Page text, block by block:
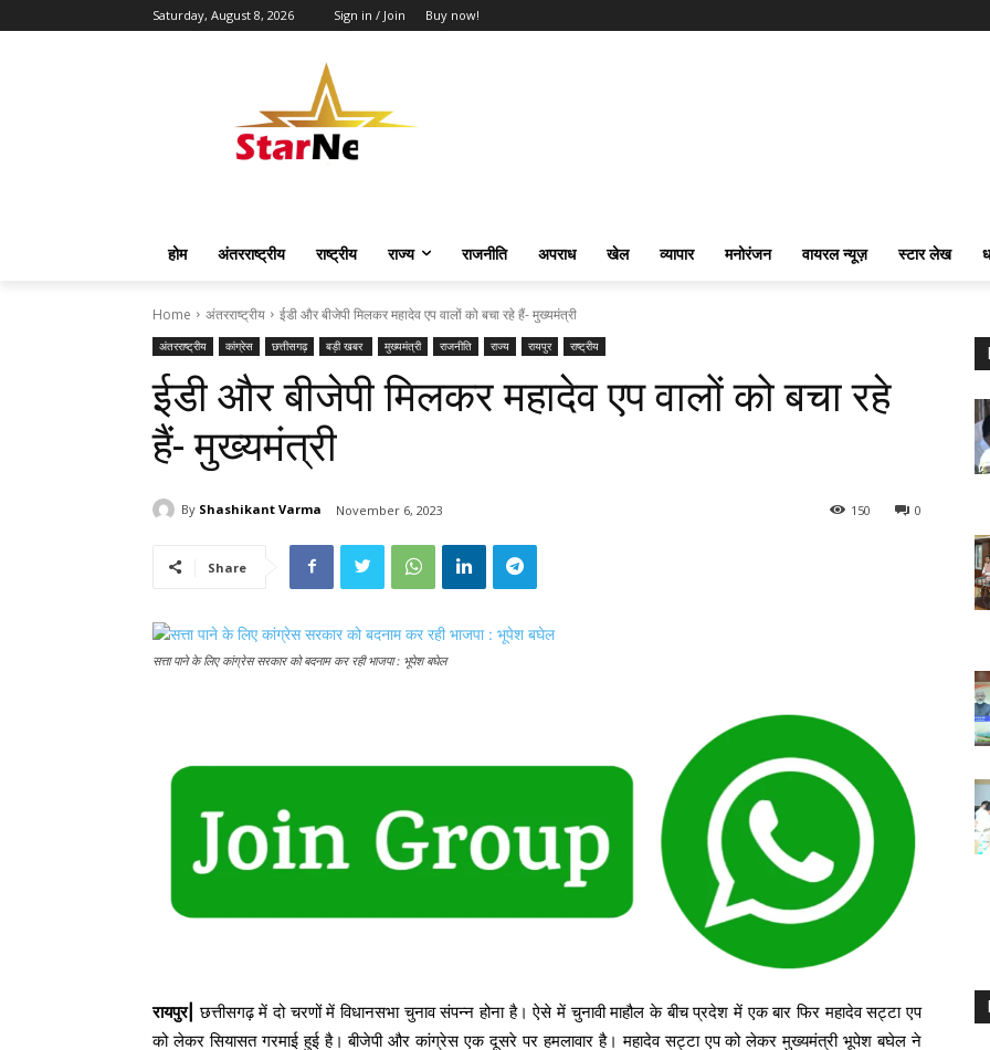
Saturday, August 8, 2026 Sign in / Join Buy now!
होम अंतरराष्ट्रीय राष्ट्रीय राज्य राजनीति अपराध खेल व्यापार मनोरंजन वायरल न्यूज़ स्टार लेख
Home अंतरराष्ट्रीय ईडी और बीजेपी मिलकर महादेव एप वालों को बचा रहे हैं- मुख्यमंत्री
अंतरराष्ट्रीय कांग्रेस छत्तीसगढ़ बड़ी खबर मुख्यमंत्री राजनीति राज्य रायपुर राष्ट्रीय
ईडी और बीजेपी मिलकर महादेव एप वालों को बचा रहे
हैं- मुख्यमंत्री
By Shashikant Varma November 6, 2023 0
150
Share
सत्ता पाने के लिए कांग्रेस सरकार को बदनाम कर रही भाजपा : भूपेश बघेल
रायपुर| छत्तीसगढ़ में दो चरणों में विधानसभा चुनाव संपन्न होना है। ऐसे में चुनावी माहौल के बीच प्रदेश में एक बार फिर महादेव सट्टा एप
को लेकर सियासत गरमाई हुई है। बीजेपी और कांग्रेस एक दूसरे पर हमलावार है। महादेव सट्टा एप को लेकर मुख्यमंत्री भूपेश बघेल ने